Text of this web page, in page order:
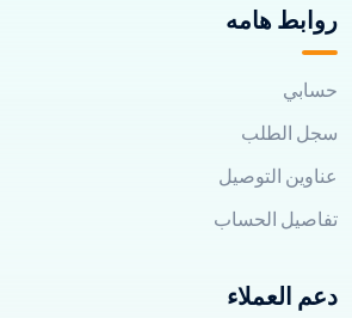
روابط هامه
حسابي
سجل الطلب
عناوين التوصيل
تفاصيل الحساب
دعم العملاء